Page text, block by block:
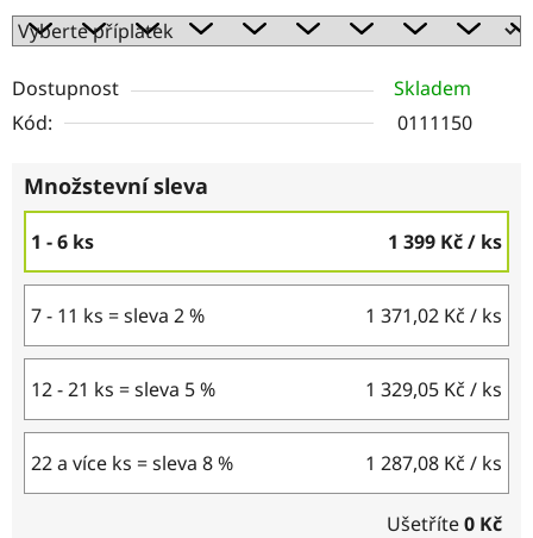
Dostupnost
Skladem
Kód:
0111150
Množstevní sleva
1 - 6 ks 1 399 Kč/ ks
7 - 11 ks = sleva 2 % 1 371,02 Kč / ks
12 - 21 ks = sleva 5 % 1 329,05 Kč / ks
22 a více ks = sleva 8 % 1 287,08 Kč / ks
Ušetříte0 Kč